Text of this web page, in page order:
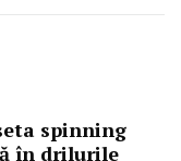
spinning
în drilurile